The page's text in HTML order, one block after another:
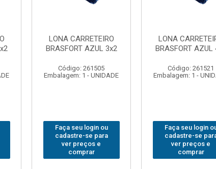
LONA CARRETEIRO
BRASFORT AZUL 3x2
Código: 261505
Embalagem: 1 - UNIDADE
Faça seu login ou
cadastre-se para
ver preços e
comprar
LONA
BRASFORT AZUL
Código: 261521
Embalagem: 1 -
Faça seu login
cadastre-se
ver preços e
comprar